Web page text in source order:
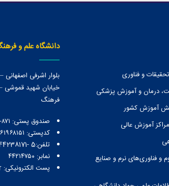
و فناوری
درمان و آموزش پزشکی
آموزش کشور
آموزش عالی
و فناوری‌های نرم و صنایع
دانشگاه علم و
بلوار اشرفی
خیابان شهید قموشی –
فرهنگ
صندوق پستی:‌ ۸۷۱-۱۳۱۴۵
کدپستی: ۱۴۶۱۹۶۸۱۵۱
تلفن:5 -44238171
نمابر: ۴۴۲۱۴۷۵۰
پست الکترونیکی: info@usc.ac.ir